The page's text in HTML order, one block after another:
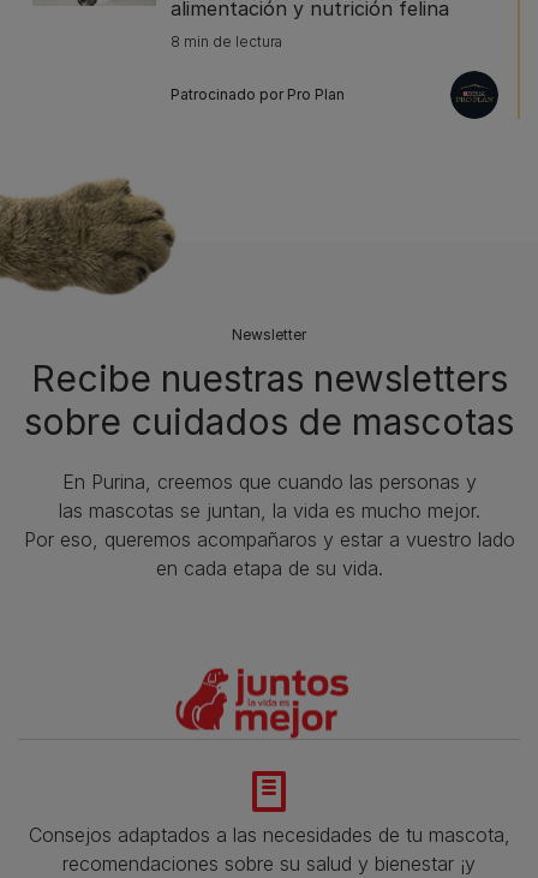
alimentación y nutrición felina
8 min de lectura
Patrocinado por Pro Plan
Newsletter
Recibe nuestras newsletters
sobre cuidados de mascotas​
En Purina, creemos que cuando las personas y
las mascotas se juntan, la vida es mucho mejor.
Por eso, queremos acompañaros y estar a vuestro lado
en cada etapa de su vida.​
Consejos adaptados a las necesidades de tu mascota,
recomendaciones sobre su salud y bienestar ¡y